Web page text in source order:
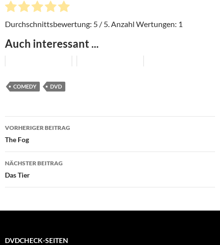
Durchschnittsbewertung: 5 / 5. Anzahl Wertungen: 1
Auch interessant ...
COMEDY DVD
Beitragsnavigation
VORHERIGER BEITRAG
The Fog
NÄCHSTER BEITRAG
Das Tier
DVDCHECK-SEITEN